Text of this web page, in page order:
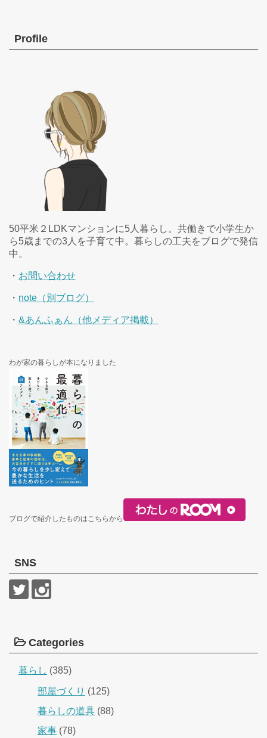
Profile
50平米２LDKマンションに5人暮らし。共働きで小学生か
ら5歳までの3人を子育て中。暮らしの工夫をブログで発信
中。
・ お問い合わせ
・ note（別ブログ）
・ &あんふぁん（他メディア掲載）
わが家の暮らしが本になりました
ブログで紹介したものはこちらから
SNS
Categories
暮らし (385)
部屋づくり (125)
暮らしの道具 (88)
家事 (78)